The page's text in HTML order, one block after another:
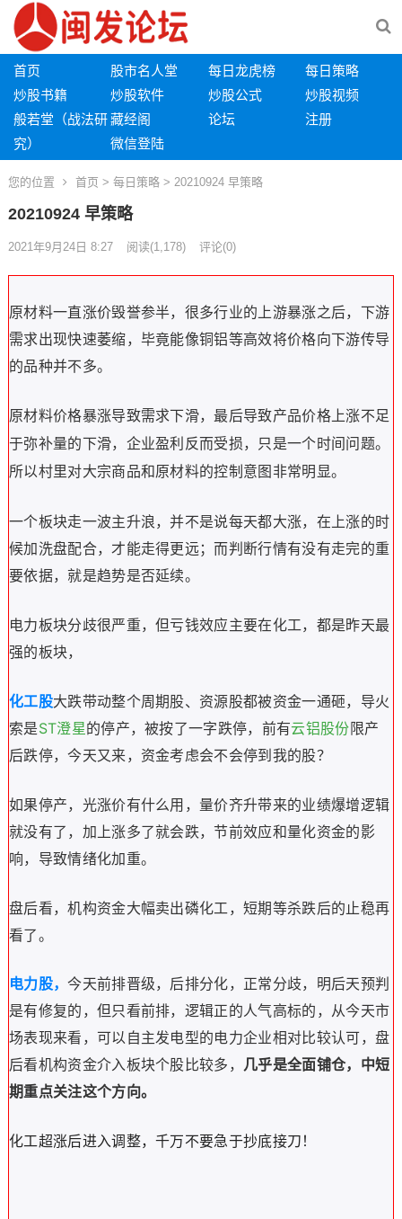
首页 股市名人堂 每日龙虎榜
每日策略
炒股书籍
炒股软件 炒股公式
炒股视频
般若堂（战法研
究）
藏经阁 论坛
注册
微信登陆
您的位置 首页 > 每日策略 > 20210924 早策略
20210924 早策略
2021年9月24日 8:27 阅读(1,178) 评论(0)
原材料一直涨价毁誉参半，很多行业的上游暴涨之后，下游
需求出现快速萎缩，毕竟能像铜铝等高效将价格向下游传导
的品种并不多。
原材料价格暴涨导致需求下滑，最后导致产品价格上涨不足
于弥补量的下滑，企业盈利反而受损，只是一个时间问题。
所以村里对大宗商品和原材料的控制意图非常明显。
一个板块走一波主升浪，并不是说每天都大涨，在上涨的时
候加洗盘配合，才能走得更远；而判断行情有没有走完的重
要依据，就是趋势是否延续。
电力板块分歧很严重，但亏钱效应主要在化工，都是昨天最
强的板块，
化工股大跌带动整个周期股、资源股都被资金一通砸，导火
索是ST澄星的停产，被按了一字跌停，前有云铝股份限产
后跌停，今天又来， 资金考虑会不会停到我的股？
如果停产，光涨价有什么用， 量价齐升带来的业绩爆增逻辑
就没有了，加上涨多了就会跌，节前效应和量化资金的影
响，导致情绪化加重。
盘后看，机构资金大幅卖出磷化工，短期等杀跌后的止稳再
看了。
电力股，今天前排晋级，后排分化，正常分歧，明后天预判
是有修复的，但只看前排，逻辑正的人气高标的，从今天市
场表现来看，可以自主发电型的电力企业相对比较认可，盘
后看机构资金介入板块个股比较多，
几乎是全面铺仓，中短
期重点关注这个方向。
化工超涨后进入调整，千万不要急于抄底接刀！